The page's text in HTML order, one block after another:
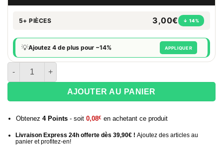
5+ PIÈCES 3,00€ ↓ 14%
💡Ajoutez 4 de plus pour −14% APPLIQUER
quantité de E Liquide JNR Sans nicotine 0 mg - Black Dragon
AJOUTER AU PANIER
Obtenez 4Points- soit 0,08€ en achetant ce produit
Livraison Express 24h offerte dès 39,90€ ! Ajoutez des articles au
panier et profitez-en!